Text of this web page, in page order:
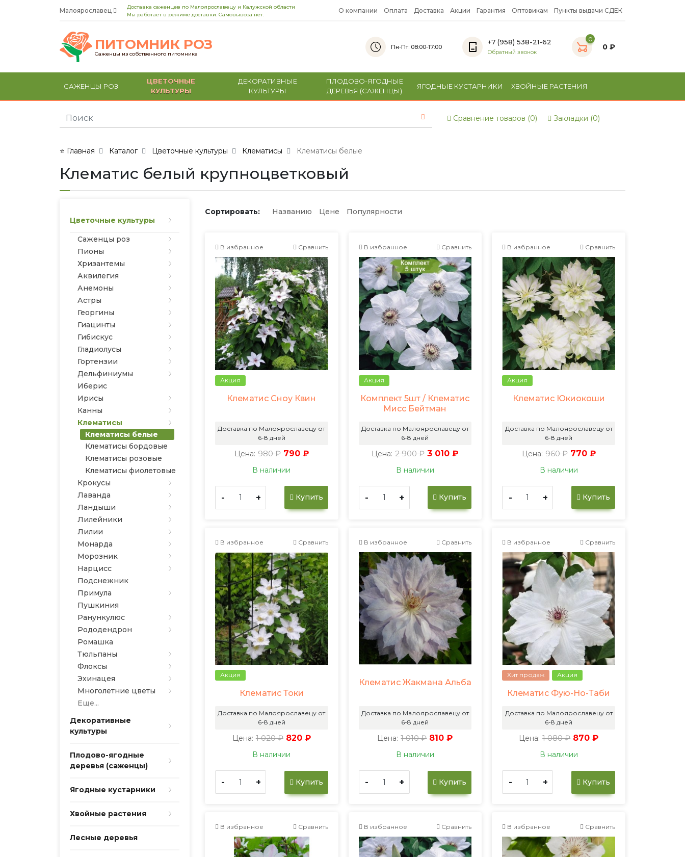
Малоярославец
Доставка саженцев по Малоярославецу и Калужской области
Мы работает в режиме доставки. Самовывоза нет.
О компании Оплата Доставка Акции Гарантия Оптовикам Пункты выдачи СДЕК
ПИТОМНИК РОЗ
Саженцы из собственного питомника
Пн-Пт: 08:00-17:00
+7 (958) 538-21-62
Обратный звонок
0
0 ₽
САЖЕНЦЫ РОЗ
ЦВЕТОЧНЫЕ
КУЛЬТУРЫ
ДЕКОРАТИВНЫЕ
КУЛЬТУРЫ
ПЛОДОВО-ЯГОДНЫЕ
ДЕРЕВЬЯ (САЖЕНЦЫ)
ЯГОДНЫЕ КУСТАРНИКИ ХВОЙНЫЕ РАСТЕНИЯ
Сравнение товаров (0) Закладки (0)
⭐ Главная Каталог Цветочные культуры Клематисы Клематисы белые
Клематис белый крупноцветковый
Цветочные культуры
Саженцы роз
Пионы
Хризантемы
Аквилегия
Анемоны
Астры
Георгины
Гиацинты
Гибискус
Гладиолусы
Гортензии
Дельфиниумы
Иберис
Ирисы
Канны
Клематисы
Клематисы белые
Клематисы бордовые
Клематисы розовые
Клематисы фиолетовые
Крокусы
Лаванда
Ландыши
Лилейники
Лилии
Монарда
Морозник
Нарцисс
Подснежник
Примула
Пушкиния
Ранункулюс
Рододендрон
Ромашка
Тюльпаны
Флоксы
Эхинацея
Многолетние цветы
Еще...
Декоративные
культуры
Плодово-ягодные
деревья (саженцы)
Ягодные кустарники
Хвойные растения
Лесные деревья
Сортировать: Названию Цене Популярности
В избранное Сравнить
Акция
Клематис Сноу Квин
Доставка по Малоярославецу от
6-8 дней
Цена: 980 ₽ 790 ₽
В наличии
- + Купить
В избранное Сравнить
Акция
Комплект 5шт / Клематис
Мисс Бейтман
Доставка по Малоярославецу от
6-8 дней
Цена: 2 900 ₽ 3 010 ₽
В наличии
- + Купить
В избранное Сравнить
Акция
Клематис Юкиокоши
Доставка по Малоярославецу от
6-8 дней
Цена: 960 ₽ 770 ₽
В наличии
- + Купить
В избранное Сравнить
Акция
Клематис Токи
Доставка по Малоярославецу от
6-8 дней
Цена: 1 020 ₽ 820 ₽
В наличии
- + Купить
В избранное Сравнить
Клематис Жакмана Альба
Доставка по Малоярославецу от
6-8 дней
Цена: 1 010 ₽ 810 ₽
В наличии
- + Купить
В избранное Сравнить
Хит продаж Акция
Клематис Фую-Но-Таби
Доставка по Малоярославецу от
6-8 дней
Цена: 1 080 ₽ 870 ₽
В наличии
- + Купить
В избранное Сравнить В избранное Сравнить В избранное Сравнить